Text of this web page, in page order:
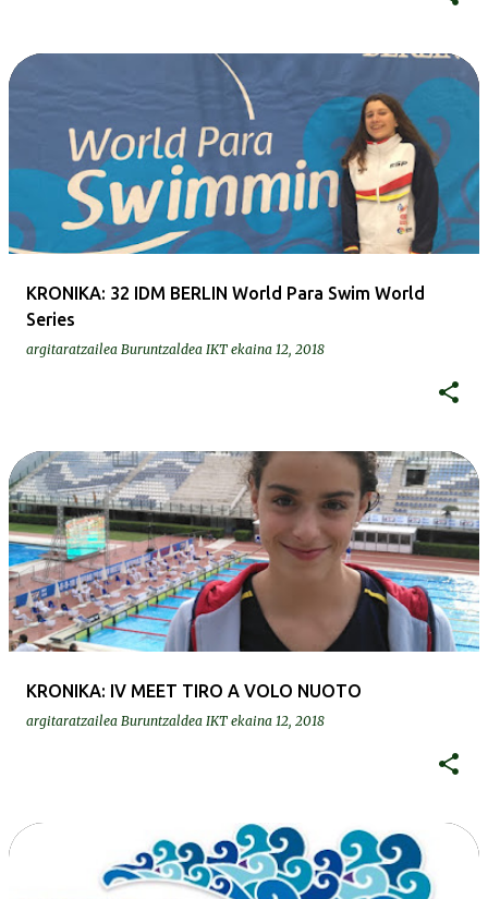
KRONIKA: 32 IDM BERLIN World Para Swim World
Series
argitaratzailea Buruntzaldea IKT ekaina 12, 2018
KRONIKA: IV MEET TIRO A VOLO NUOTO
argitaratzailea Buruntzaldea IKT ekaina 12, 2018